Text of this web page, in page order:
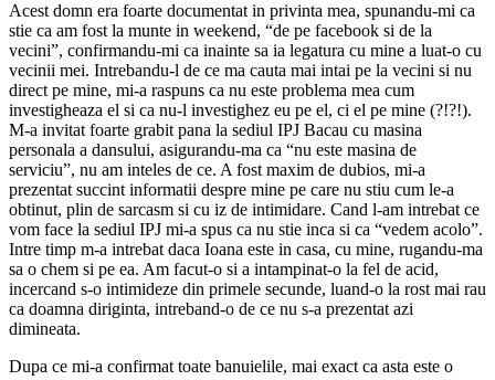
Acest domn era foarte documentat in privinta mea, spunandu-mi ca
stie ca am fost la munte in weekend, “de pe facebook si de la
vecini”, confirmandu-mi ca inainte sa ia legatura cu mine a luat-o cu
vecinii mei. Intrebandu-l de ce ma cauta mai intai pe la vecini si nu
direct pe mine, mi-a raspuns ca nu este problema mea cum
investigheaza el si ca nu-l investighez eu pe el, ci el pe mine (?!?!).
M-a invitat foarte grabit pana la sediul IPJ Bacau cu masina
personala a dansului, asigurandu-ma ca “nu este masina de
serviciu”, nu am inteles de ce. A fost maxim de dubios, mi-a
prezentat succint informatii despre mine pe care nu stiu cum le-a
obtinut, plin de sarcasm si cu iz de intimidare. Cand l-am intrebat ce
vom face la sediul IPJ mi-a spus ca nu stie inca si ca “vedem acolo”.
Intre timp m-a intrebat daca Ioana este in casa, cu mine, rugandu-ma
sa o chem si pe ea. Am facut-o si a intampinat-o la fel de acid,
incercand s-o intimideze din primele secunde, luand-o la rost mai rau
ca doamna diriginta, intreband-o de ce nu s-a prezentat azi
dimineata.
Dupa ce mi-a confirmat toate banuielile, mai exact ca asta este o